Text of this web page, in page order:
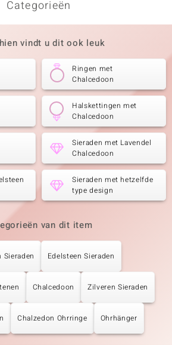
Categorieën
vindt u dit ook leuk
Ringen met
Chalcedoon
Halskettingen met
Chalcedoon
Sieraden met Lavendel
Chalcedoon
Sieraden met hetzelfde
type design
van dit item
Sieraden Edelsteen Sieraden
Chalcedoon Zilveren Sieraden
Chalzedon Ohrringe Ohrhänger